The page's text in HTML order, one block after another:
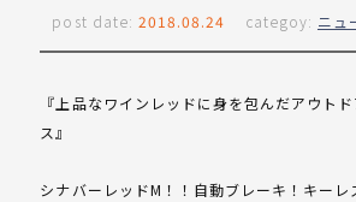
post date: 2018.08.24 categoy: ニュ
『上品なワインレッドに身を包んだアウト
ス』
シナバーレッドM！！自動ブレーキ！キーレ